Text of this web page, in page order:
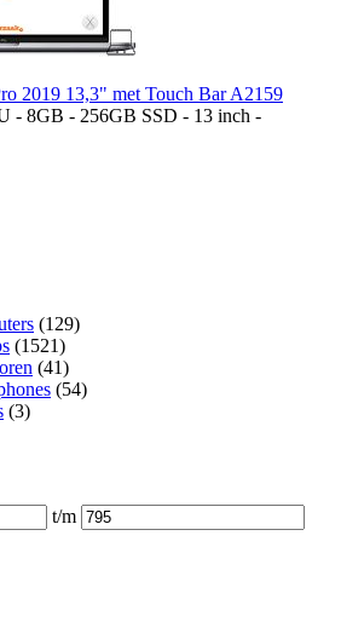
2019 13,3" met Touch Bar A2159
- 8GB - 256GB SSD - 13 inch -
(129)
(1521)
(41)
(54)
(3)
t/m